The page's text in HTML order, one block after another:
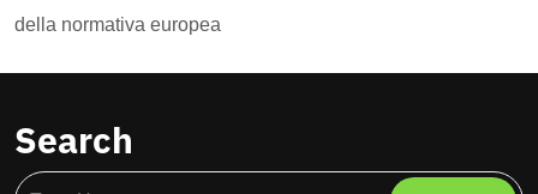
della normativa europea
Search